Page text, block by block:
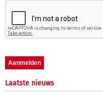
Laatste nieuws